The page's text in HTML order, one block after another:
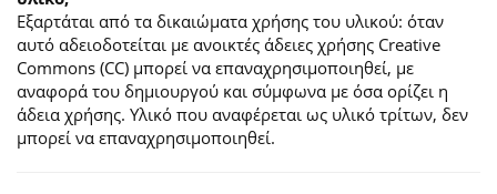
Εξαρτάται από τα δικαιώματα χρήσης του υλικού: όταν
αυτό αδειοδοτείται με ανοικτές άδειες χρήσης Creative
Commons (CC) μπορεί να επαναχρησιμοποιηθεί, με
αναφορά του δημιουργού και σύμφωνα με όσα ορίζει η
άδεια χρήσης. Υλικό που αναφέρεται ως υλικό τρίτων, δεν
μπορεί να επαναχρησιμοποιηθεί.